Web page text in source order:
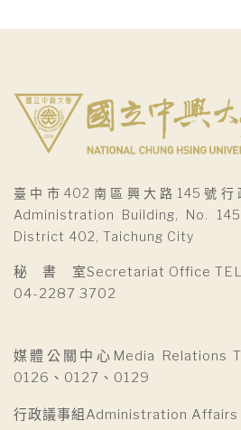
臺中市402南區興大路145號
Administration Building, No.
District 402, Taichung City
秘 書 室Secretariat Office
04-2287 3702
媒體公關中心Media Relations
0126、0127、0129
行政議事組Administration